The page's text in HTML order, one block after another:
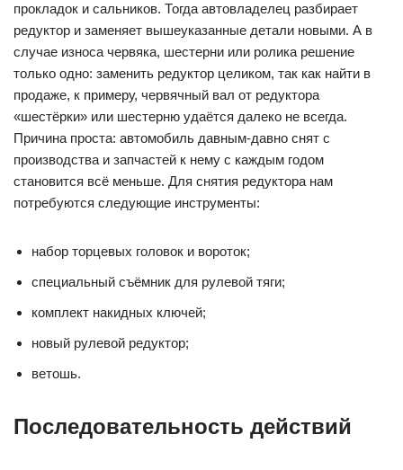
прокладок и сальников. Тогда автовладелец разбирает
редуктор и заменяет вышеуказанные детали новыми. А в
случае износа червяка, шестерни или ролика решение
только одно: заменить редуктор целиком, так как найти в
продаже, к примеру, червячный вал от редуктора
«шестёрки» или шестерню удаётся далеко не всегда.
Причина проста: автомобиль давным-давно снят с
производства и запчастей к нему с каждым годом
становится всё меньше. Для снятия редуктора нам
потребуются следующие инструменты:
набор торцевых головок и вороток;
специальный съёмник для рулевой тяги;
комплект накидных ключей;
новый рулевой редуктор;
ветошь.
Последовательность действий